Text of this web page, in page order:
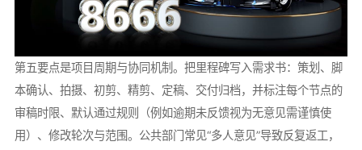
第五要点是项目周期与协同机制。把里程碑写入需求书：策划、脚
本确认、拍摄、初剪、精剪、定稿、交付归档，并标注每个节点的
审稿时限、默认通过规则（例如逾期未反馈视为无意见需谨慎使
用）、修改轮次与范围。公共部门常见“多人意见”导致反复返工，